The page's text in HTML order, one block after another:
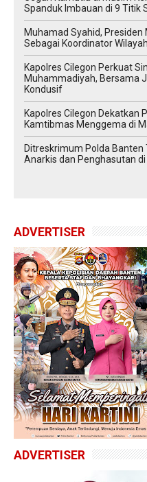
Spanduk Imbauan di 9 Titik
Muhamad Syahid, Presiden
Sebagai Koordinator
Kapolres Cilegon Perkuat
Muhammadiyah, Bersama
Kondusif
Kapolres Cilegon Dekatkan
Kamtibmas Menggema di
Ditreskrimum Polda Banten
Anarkis dan Penghasutan
ADVERTISER
ADVERTISER